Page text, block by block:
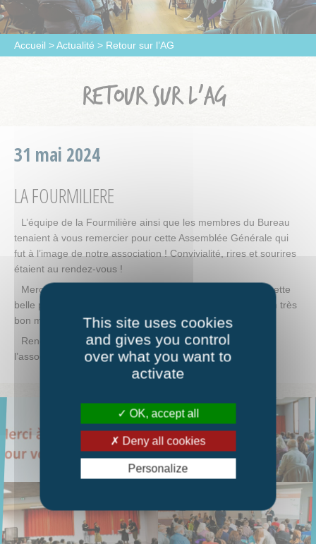
Accueil >Actualité > Retour sur l’AG
RETOUR SUR L’AG
31 mai 2024
LA FOURMILIERE
L’équipe de la Fourmilière ainsi que les membres du Bureau
tenaient à vous remercier pour cette Assemblée Générale qui
fut à l’image de notre association ! Convivialité, rires et sourires
étaient au rendez-vous !
Merci également à la Compagnie du Chien Jaune pour cette
belle prestation qui a permis à nos adhérents de passer un très
bon moment.
Rendez-vous l’année prochaine pour les 40 ans de
l’association.
This site uses cookies
and gives you control
over what you want to
activate
OK, accept all
Deny all cookies
Personalize